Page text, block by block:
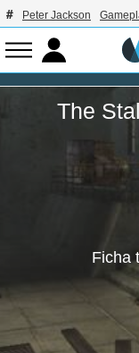
Peter Jackson
The
Ficha